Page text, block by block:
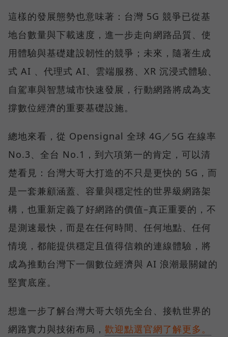
這樣的發展態勢也意味著：台灣 5G 競爭已從基
地台數量與下載速度，進一步走向網路品質、使
用體驗與基礎建設韌性的競爭；未來，隨著生成
式 AI 、代理式 AI、雲端服務、XR 沉浸式體驗、
自駕車與智慧城市快速發展，行動網路將成為支
撐數位經濟的重要基礎設施。
總地來看，從 Opensignal 全球 4G／5G 在線率
No.3、全台 No.1，到六項第一的肯定，可以清
楚看見：台灣大哥大打造的不只是更快的 5G，而
是一套兼顧涵蓋、容量與穩定性的世界級網路架
構，也重新定義了好網路的價值–真正重要的，不
是測速最快，而是在任何時間、任何地點、任何
情境，都能提供穩定且值得信賴的連線體驗，將
成為推動台灣下一個數位經濟與 AI 浪潮最關鍵的
堅實底座。
想進一步了解台灣大哥大領先全台、接軌世界的
網路實力與技術布局， 歡迎點選官網了解更多。